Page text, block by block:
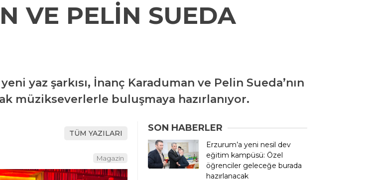
VE PELİN SUEDA
yaz şarkısı, İnanç Karaduman ve Pelin Sueda’nın
buluşmaya hazırlanıyor.
TÜM YAZILARI
Magazin
SON HABERLER
Erzurum’a yeni nesil dev
eğitim kampüsü: Özel
öğrenciler geleceğe burada
hazırlanacak